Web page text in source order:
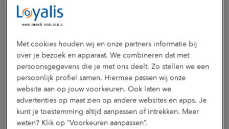
Stuur ons een bericht
Heb je een vraag, verzoek of ben je op zoek naar specifieke
informatie? Stuur ons een bericht.
Stuur ons een bericht
Bel ons
Met cookies houden wij en onze partners informatie bij
over je bezoek en apparaat. We combineren dat met
persoonsgegevens die je met ons deelt. Zo stellen we een
persoonlijk profiel samen. Hiermee passen wij onze
website aan op jouw voorkeuren. Ook laten we
advertenties op maat zien op andere websites en apps. Je
kunt je toestemming altijd aanpassen of intrekken. Meer
weten? Klik op “Voorkeuren aanpassen”.